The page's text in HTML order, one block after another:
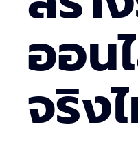
ออน
จริง